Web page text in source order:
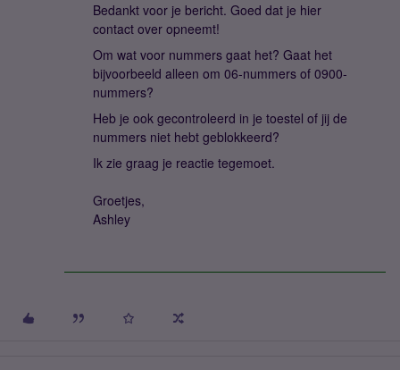
Bedankt voor je bericht. Goed dat je hier
contact over opneemt!
Om wat voor nummers gaat het? Gaat het
bijvoorbeeld alleen om 06-nummers of 0900-
nummers?
Heb je ook gecontroleerd in je toestel of jij de
nummers niet hebt geblokkeerd?
Ik zie graag je reactie tegemoet.
Groetjes,
Ashley